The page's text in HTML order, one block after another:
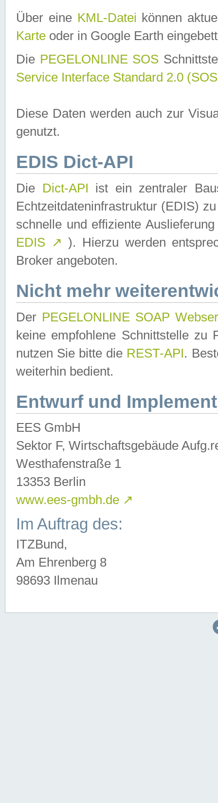
Über eine KML-Datei können
Karte oder in Google Earth
Die PEGELONLINE SOS
Service Interface Standard 2.0
Diese Daten werden auch zur
genutzt.
EDIS Dict-API
Die Dict-API ist ein zentraler
Echtzeitdateninfrastruktur (EDIS)
schnelle und effiziente
EDIS ↗ ). Hierzu werden
Broker angeboten.
Nicht mehr
Der PEGELONLINE SOAP
keine empfohlene Schnittstelle zu
nutzen Sie bitte die REST-API.
weiterhin bedient.
Entwurf und
EES GmbH
Sektor F, Wirtschaftsgebäude
Westhafenstraße 1
13353 Berlin
www.ees-gmbh.de ↗
Im Auftrag des:
ITZBund,
Am Ehrenberg 8
98693 Ilmenau